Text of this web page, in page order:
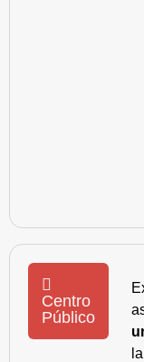
Centro
Público